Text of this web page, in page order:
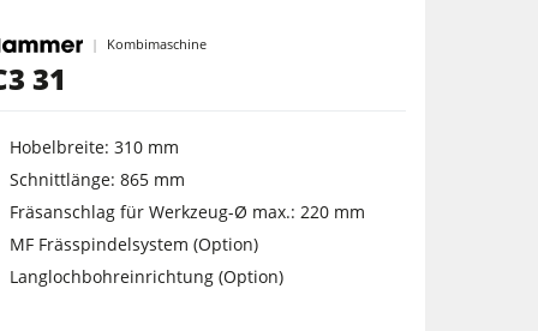
Kombimaschine
31
Hobelbreite: 310 mm
Schnittlänge: 865 mm
Fräsanschlag für Werkzeug-Ø max.: 220 mm
MF Frässpindelsystem (Option)
Langlochbohreinrichtung (Option)